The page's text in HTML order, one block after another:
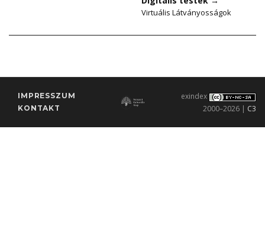
Virtuális Látványosságok
IMPRESSZUM
KONTAKT
exindex
2000–2026 | C3